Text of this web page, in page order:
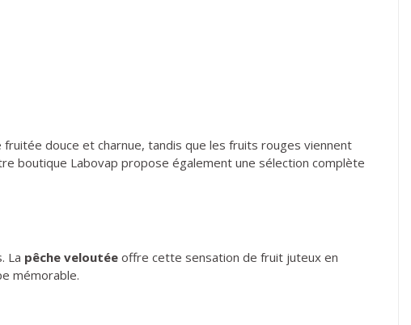
douce et charnue, tandis que les fruits rouges viennent
boutique Labovap propose également une sélection complète
La pêche veloutée offre cette sensation de fruit juteux en
mémorable.